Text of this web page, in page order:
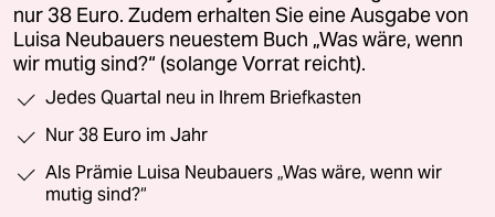
nur 38 Euro. Zudem erhalten Sie eine Ausgabe von
Luisa Neubauers neuestem Buch „Was wäre, wenn
wir mutig sind?“ (solange Vorrat reicht).
Jedes Quartal neu in Ihrem Briefkasten
Nur 38 Euro im Jahr
Als Prämie Luisa Neubauers „Was wäre, wenn wir
mutig sind?“